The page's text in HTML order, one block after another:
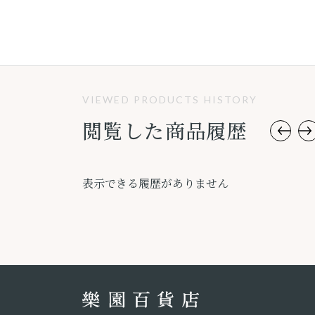
VIEWED PRODUCTS HISTORY
閲覧した商品履歴
表示できる履歴がありません